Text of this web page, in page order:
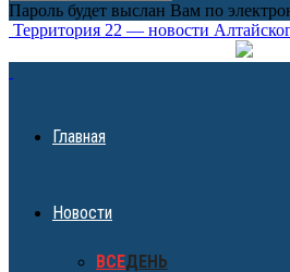
Пароль будет выслан Вам по
Территория 22 — новости
Главная
Новости
ВСЕДЕНЬ